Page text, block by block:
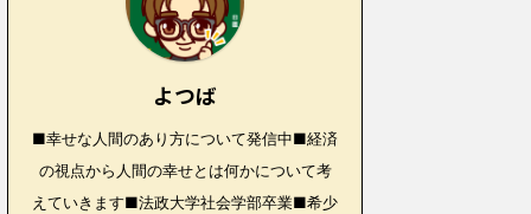
よつば
■幸せな人間のあり方について発信中■経済
の視点から人間の幸せとは何かについて考
えていきます■法政大学社会学部卒業■希少